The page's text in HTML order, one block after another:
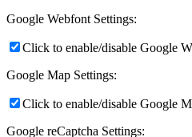
Google Webfont Settings:
Click to enable/disable Google
Google Map Settings:
Click to enable/disable Google
Google reCaptcha Settings: